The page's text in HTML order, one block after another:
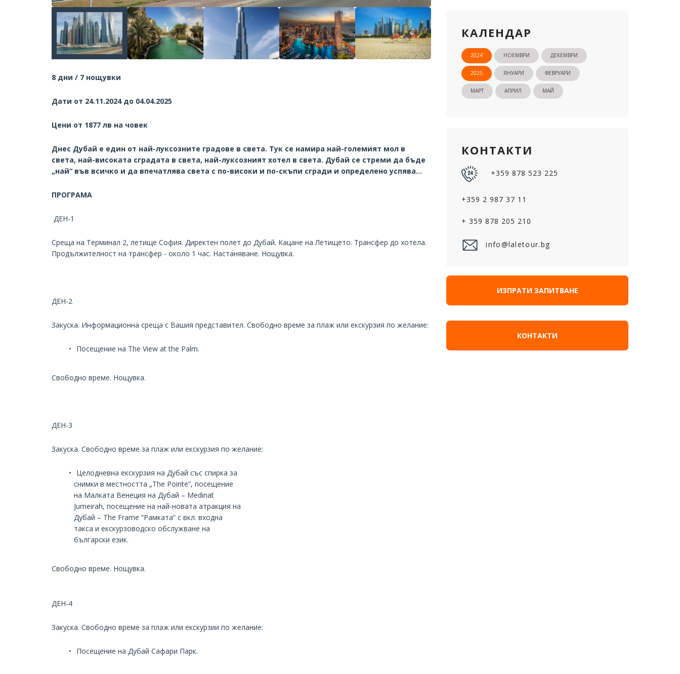
8 дни / 7 нощувки
Дати от 24.11.2024 до 04.04.2025
Цени от 1877 лв на човек
Днес Дубай е един от най-луксозните градове в света. Тук се намира най-големият мол в
света, най-високата сградата в света, най-луксозният хотел в света. Дубай се стреми да бъде
„най“ във всичко и да впечатлява света с по-високи и по-скъпи сгради и определено успява…
ПРОГРАМА
ДЕН-1
Среща на Терминал 2, летище София. Директен полет до Дубай. Кацане на Летището. Трансфер до хотела.
Продължителност на трансфер - около 1 час. Настаняване. Нощувка.
ДЕН-2
Закуска. Информационна среща с Вашия представител. Свободно време за плаж или екскурзия по желание:
Посещение на The View at the Palm.
Свободно време. Нощувка.
ДЕН-3
Закуска. Свободно време за плаж или екскурзия по желание:
Целодневна екскурзия на Дубай със спирка за
снимки в местността „The Pointe”, посещение
на Малката Венеция на Дубай – Medinat
Jumeirah, посещение на най-новата атракция на
Дубай – The Frame “Рамката“ с вкл. входна
такса и екскурзоводско обслужване на
български език.
Свободно време. Нощувка.
ДЕН-4
Закуска. Свободно време за плаж или екскурзии по желание:
Посещение на Дубай Сафари Парк.
КАЛЕНДАР
2024 НОЕМВРИ ДЕКЕМВРИ
2025 ЯНУАРИ ФЕВРУАРИ
МАРТ АПРИЛ МАЙ
КОНТАКТИ
+359 878 523 225
+359 2 987 37 11
+ 359 878 205 210
info@laletour.bg
ИЗПРАТИ ЗАПИТВАНЕ
КОНТАКТИ